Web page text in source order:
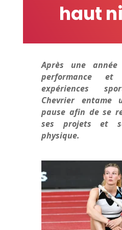
haut
Après une
performance
expériences
Chevrier entame
pause afin de se
ses projets et
physique.